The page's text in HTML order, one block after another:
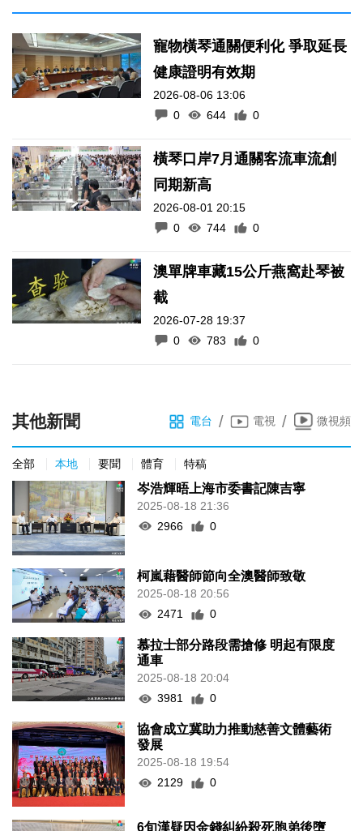
寵物橫琴通關便利化 爭取延長
健康證明有效期
2026-08-06 13:06
0
644 0
橫琴口岸7月通關客流車流創
同期新高
2026-08-01 20:15
0
744 0
澳單牌車藏15公斤燕窩赴琴被
截
2026-07-28 19:37
0
783 0
其他新聞 電台 / 電視 / 微視頻
全部 本地 要聞 體育 特稿
岑浩輝晤上海市委書記陳吉寧
2025-08-18 21:36
2966
0
柯嵐藉醫師節向全澳醫師致敬
2025-08-18 20:56
2471
0
慕拉士部分路段需搶修 明起有限度
通車
2025-08-18 20:04
3981
0
協會成立冀助力推動慈善文體藝術
發展
2025-08-18 19:54
2129
0
6旬漢疑因金錢糾紛殺死胞弟後墮